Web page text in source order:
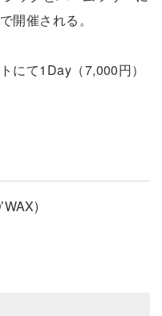
開催される。
にて1Day（7,000円）